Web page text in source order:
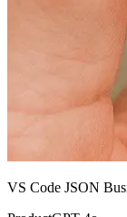
VS Code JSON